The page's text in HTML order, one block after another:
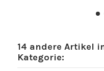
14 andere Artikel
Kategorie: